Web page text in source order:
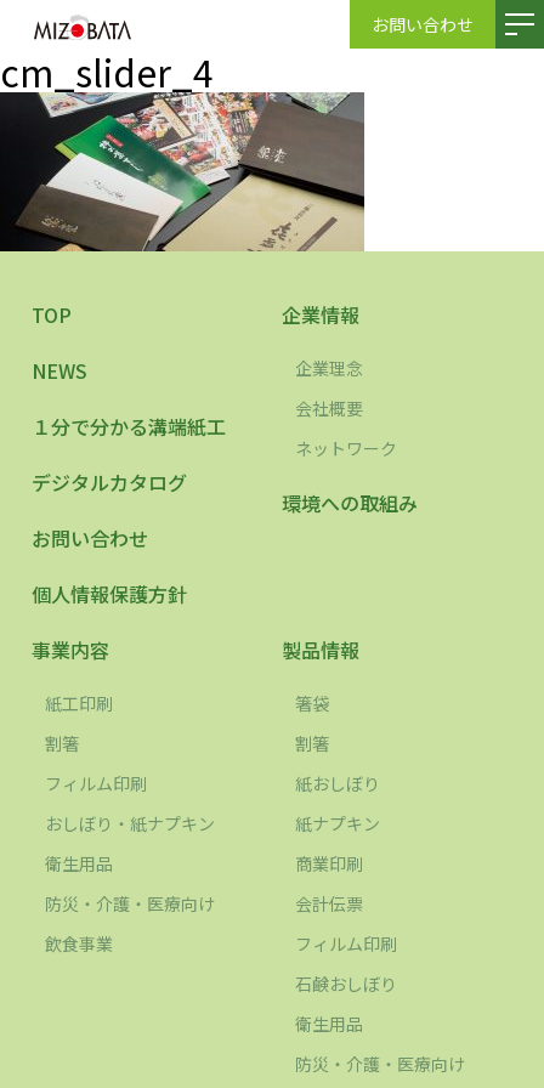
お問い合わせ
cm_slider_4
TOP
NEWS
１分で分かる溝端紙工
デジタルカタログ
お問い合わせ
個人情報保護方針
企業情報
企業理念
会社概要
ネットワーク
環境への取組み
事業内容
紙工印刷
割箸
フィルム印刷
おしぼり・紙ナプキン
衛生用品
防災・介護・医療向け
飲食事業
製品情報
箸袋
割箸
紙おしぼり
紙ナプキン
商業印刷
会計伝票
フィルム印刷
石鹸おしぼり
衛生用品
防災・介護・医療向け